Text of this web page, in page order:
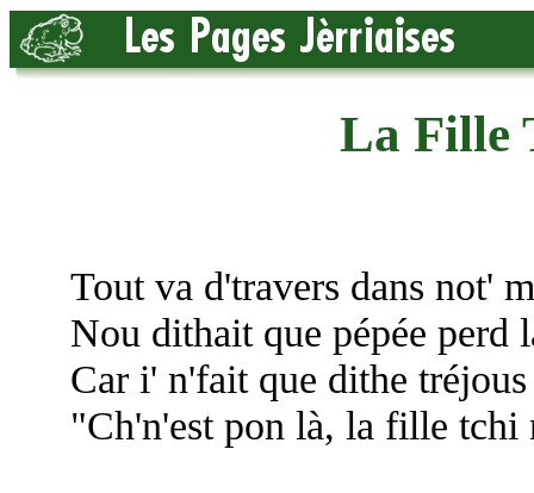
La Fille
Tout va d'travers dans not'
Nou dithait que pépée perd
Car i' n'fait que dithe
"Ch'n'est pon là, la fille tchi